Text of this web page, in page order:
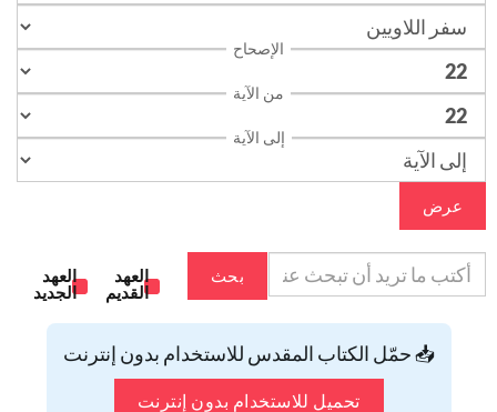
الإصحاح
من الآية
إلى الآية
عرض
بحث
العهد
القديم
العهد
الجديد
📥 حمّل الكتاب المقدس للاستخدام بدون إنترنت
تحميل للاستخدام بدون إنترنت